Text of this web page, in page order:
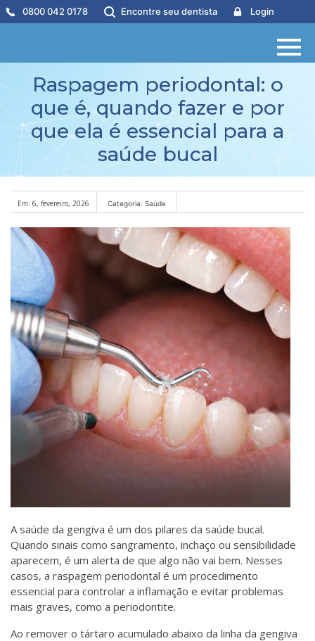
0800 042 0178 Encontre seu dentista Login
Raspagem periodontal: o
que é, quando fazer e por
que ela é essencial para a
saúde bucal
Em: 6, fevereiro, 2026 Categoria: Saúde
A saúde da gengiva é um dos pilares da saúde bucal.
Quando sinais como sangramento, inchaço ou sensibilidade
aparecem, é um alerta de que algo não vai bem. Nesses
casos, a raspagem periodontal é um procedimento
essencial para controlar a inflamação e evitar problemas
mais graves, como a periodontite.
Ao remover o tártaro acumulado abaixo da linha da gengiva